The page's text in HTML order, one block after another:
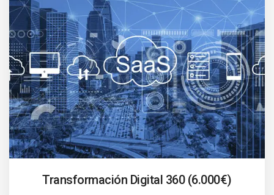
Transformación Digital 360 (6.000€)